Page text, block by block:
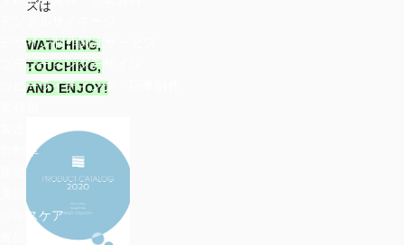
デザイン制作関連サービス
ブランディングデザイン
コピーライティング・記事制作
自動車
ヘルスケア
ズは
WATCHING,
TOUCHING,
AND ENJOY!